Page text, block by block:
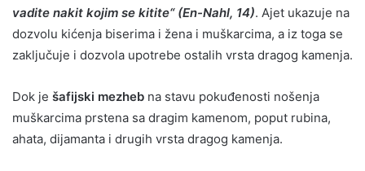
vadite nakit kojim se kitite“ (En-Nahl, 14). Ajet ukazuje na
dozvolu kićenja biserima i žena i muškarcima, a iz toga se
zaključuje i dozvola upotrebe ostalih vrsta dragog kamenja.
Dok je šafijski mezheb na stavu pokuđenosti nošenja
muškarcima prstena sa dragim kamenom, poput rubina,
ahata, dijamanta i drugih vrsta dragog kamenja.